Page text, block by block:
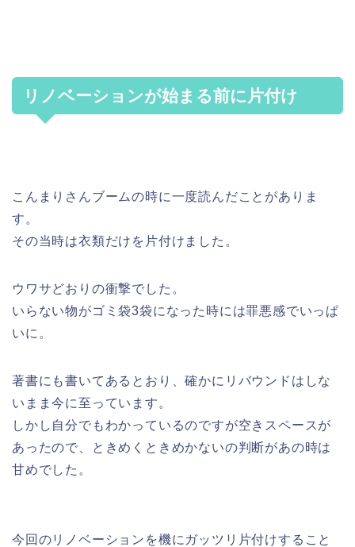
リノベーションが始まる前に片付け
こんまりさんブームの時に一度読んだことがありま
す。
その当時は衣類だけを片付けました。
ウワサどおりの衝撃でした。
いらない物がゴミ袋3袋になった時には罪悪感でいっぱ
いに。
著書にも書いてあるとおり、確かにリバウンドはしな
いまま今に至っています。
しかし自分でもわかっているのですが空きスペースが
あったので、ときめくときめかないの判断があの時は
甘めでした。
今回のリノベーションを機にガッツリ片付けすること